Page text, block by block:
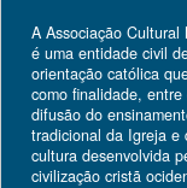
A Associação Cultural
é uma entidade civil
orientação católica
como finalidade,
difusão do
tradicional da Igreja e
cultura desenvolvida
civilização cristã